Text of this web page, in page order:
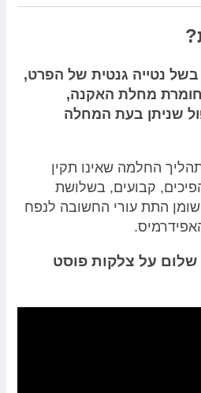
נטייה גנטית של הפרט,
מחלת האקנה,
שניתן בעת המחלה
החלמה שאינו תקין
קבועים, בשלושת
התת עורי החשובה לנפח
שלום על צלקות פוסט